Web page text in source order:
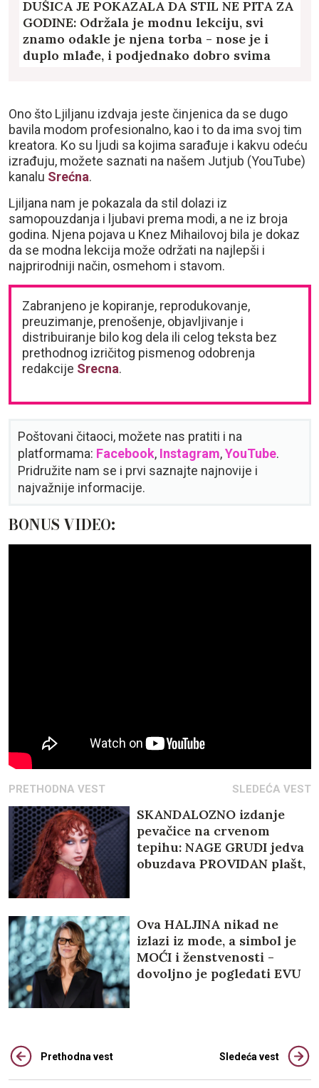
DUŠICA JE POKAZALA DA STIL NE PITA ZA
GODINE: Održala je modnu lekciju, svi
znamo odakle je njena torba - nose je i
duplo mlađe, i podjednako dobro svima
Ono što Ljiljanu izdvaja jeste činjenica da se dugo
bavila modom profesionalno, kao i to da ima svoj tim
kreatora. Ko su ljudi sa kojima sarađuje i kakvu odeću
izrađuju, možete saznati na našem Jutjub (YouTube)
kanalu Srećna.
Ljiljana nam je pokazala da stil dolazi iz
samopouzdanja i ljubavi prema modi, a ne iz broja
godina. Njena pojava u Knez Mihailovoj bila je dokaz
da se modna lekcija može održati na najlepši i
najprirodniji način, osmehom i stavom.
Zabranjeno je kopiranje, reprodukovanje,
preuzimanje, prenošenje, objavljivanje i
distribuiranje bilo kog dela ili celog teksta bez
prethodnog izričitog pismenog odobrenja
redakcije Srecna.
Poštovani čitaoci, možete nas pratiti i na
platformama: Facebook, Instagram,YouTube.
Pridružite nam se i prvi saznajte najnovije i
najvažnije informacije.
BONUS VIDEO:
PRETHODNA VEST SLEDEĆA VEST
SKANDALOZNO izdanje
pevačice na crvenom
tepihu: NAGE GRUDI jedva
obuzdava PROVIDAN plašt,
Ova HALJINA nikad ne
izlazi iz mode, a simbol je
MOĆI i ženstvenosti -
dovoljno je pogledati EVU
Prethodna vest Sledeća vest